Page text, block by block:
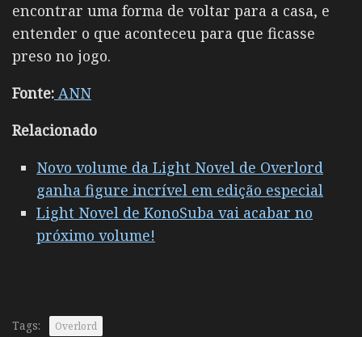
encontrar uma forma de voltar para a casa, e
entender o que aconteceu para que ficasse
preso no jogo.
Fonte: ANN
Relacionado
Novo volume da Light Novel de Overlord
ganha figure incrível em edição especial
Light Novel de KonoSuba vai acabar no
próximo volume!
Tags: Overlord